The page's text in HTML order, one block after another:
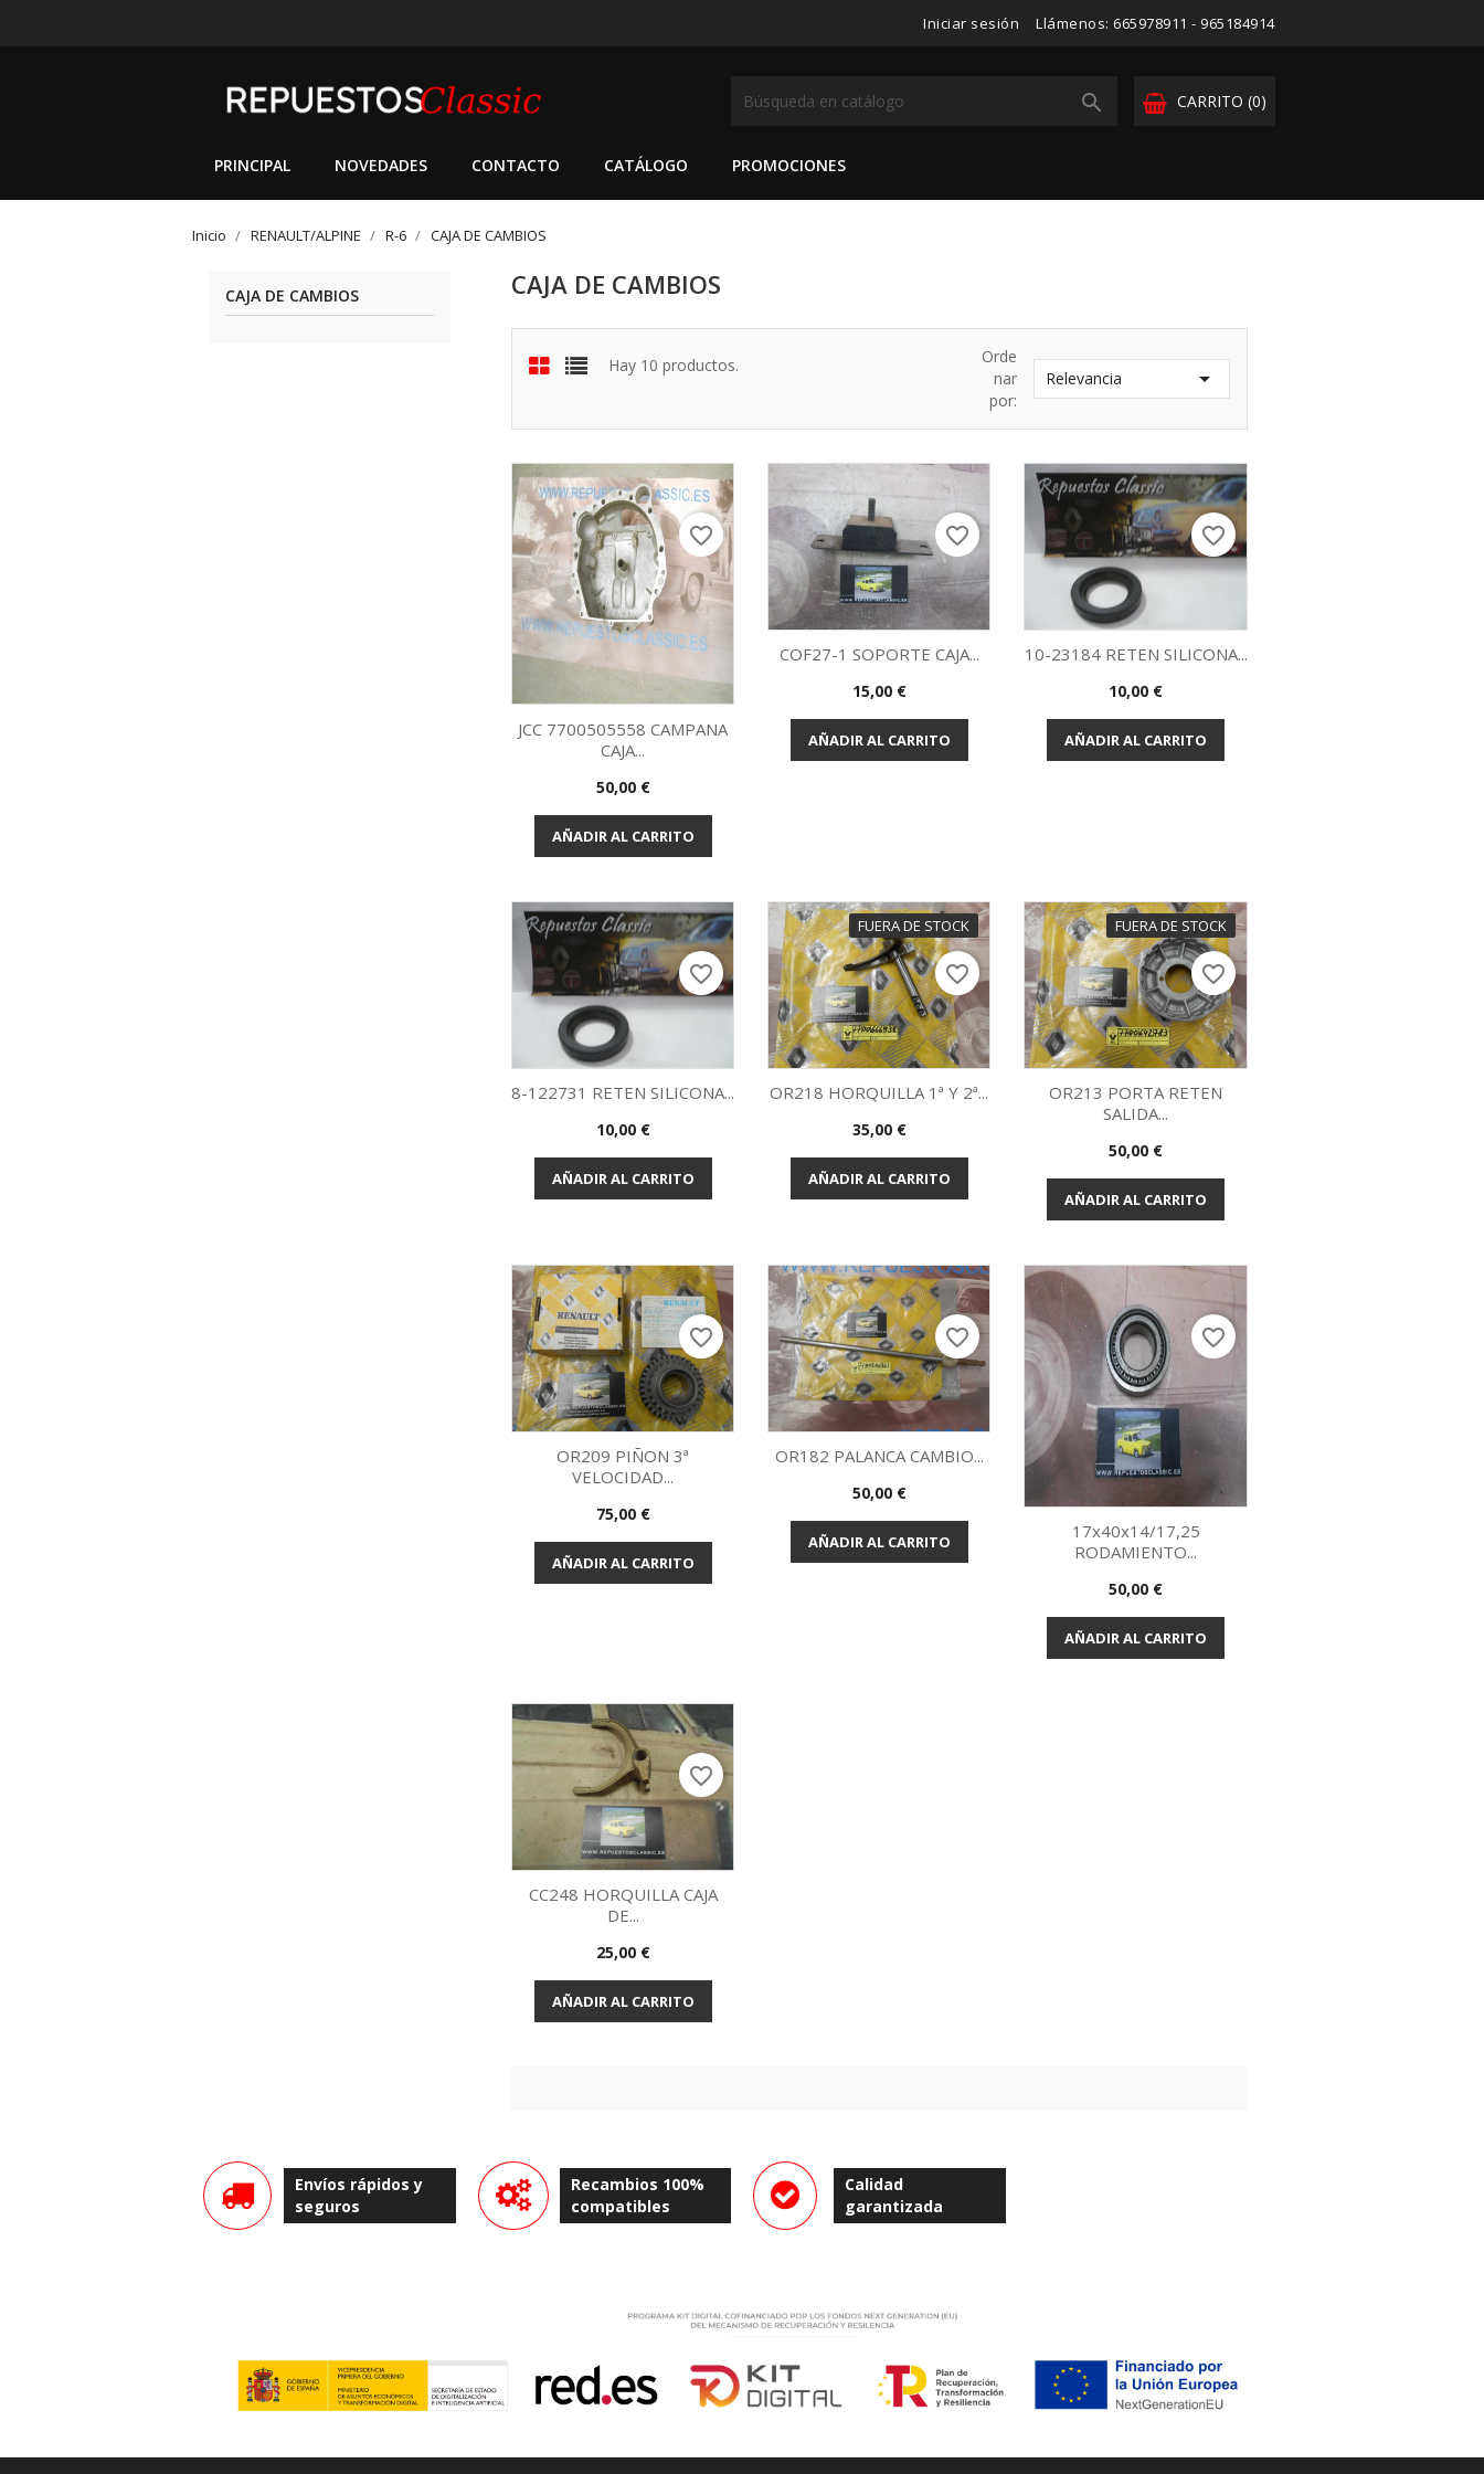
Iniciar sesión Llámenos: 665978911 - 965184914
CARRITO (0)

PRINCIPAL NOVEDADES CONTACTO CATÁLOGO PROMOCIONES
Inicio RENAULT/ALPINE R-6 CAJA DE CAMBIOS
CAJA DE CAMBIOS CAJA DE CAMBIOS
Hay 10 productos.
Orde
nar
por:
Relevancia 
Vista rápida
JCC 7700505558 CAMPANA
CAJA...
Precio
50,00 €
AÑADIR AL CARRITO
favorite_border
Vista rápida
COF27-1 SOPORTE CAJA...
Precio
15,00 €
AÑADIR AL CARRITO
favorite_border
Vista rápida
10-23184 RETEN SILICONA...
Precio
10,00 €
AÑADIR AL CARRITO
favorite_border
Vista rápida
8-122731 RETEN SILICONA...
Precio
10,00 €
AÑADIR AL CARRITO
favorite_border
FUERA DE STOCK
Vista rápida
OR218 HORQUILLA 1ª Y 2ª...
Precio
35,00 €
AÑADIR AL CARRITO
favorite_border
FUERA DE STOCK
Vista rápida
OR213 PORTA RETEN
SALIDA...
Precio
50,00 €
AÑADIR AL CARRITO
favorite_border
Vista rápida
OR209 PIÑON 3ª
VELOCIDAD...
Precio
75,00 €
AÑADIR AL CARRITO
favorite_border
Vista rápida
OR182 PALANCA CAMBIO...
Precio
50,00 €
AÑADIR AL CARRITO
favorite_border
Vista rápida
17x40x14/17,25
RODAMIENTO...
Precio
50,00 €
AÑADIR AL CARRITO
favorite_border
Vista rápida
CC248 HORQUILLA CAJA
DE...
Precio
25,00 €
AÑADIR AL CARRITO
favorite_border
Envíos rápidos y
seguros
Recambios 100%
compatibles
Calidad
garantizada